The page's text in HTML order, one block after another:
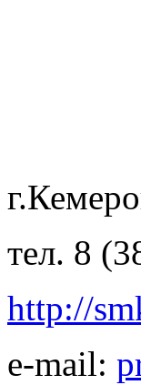
тел. 8
http://
e-mail: